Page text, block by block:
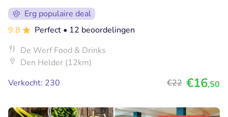
Erg populaire deal
9.8
Perfect • 12 beoordelingen
De Werf Food & Drinks
Den Helder (12km)
Verkocht: 230
€22 €16,50